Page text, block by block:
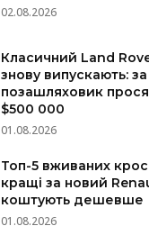
02.08.2026
Класичний Land
знову випускають: за
позашляховик
$500 000
01.08.2026
Топ-5 вживаних
кращі за новий
коштують дешевше
01.08.2026